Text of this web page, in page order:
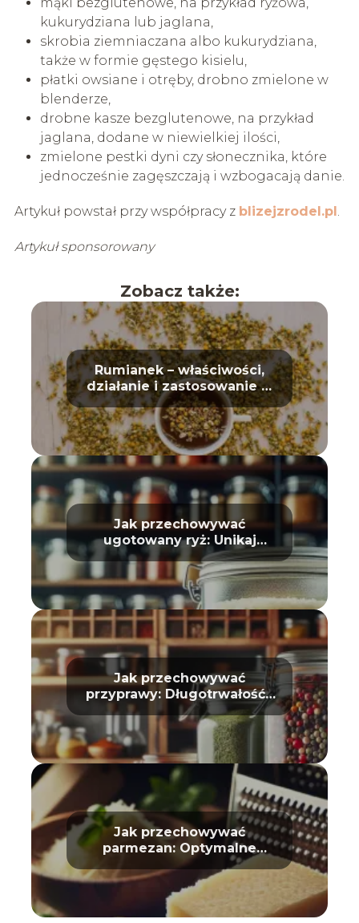
kukurydziana lub jaglana,
skrobia ziemniaczana albo kukurydziana,
także w formie gęstego kisielu,
płatki owsiane i otręby, drobno zmielone w
blenderze,
drobne kasze bezglutenowe, na przykład
jaglana, dodane w niewielkiej ilości,
zmielone pestki dyni czy słonecznika, które
jednocześnie zagęszczają i wzbogacają danie.
Artykuł powstał przy współpracy z blizejzrodel.pl.
Artykuł sponsorowany
Zobacz także:
Rumianek – właściwości,
działanie i zastosowanie w
domu oraz kosmetyce
Jak przechowywać
ugotowany ryż: Unikaj
zepsucia
Jak przechowywać
przyprawy: Długotrwałość i
aromat
Jak przechowywać
parmezan: Optymalne
warunki